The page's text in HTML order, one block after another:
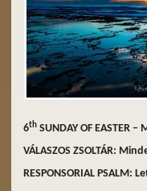
6th SUNDAY OF EASTER –
VÁLASZOS ZSOLTÁR:
RESPONSORIAL